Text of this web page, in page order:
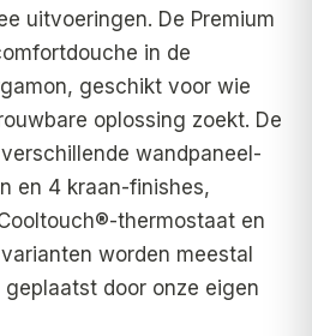
uitvoeringen. De Premium
in de
geschikt voor wie
oplossing zoekt. De
wandpaneel-
en 4 kraan-finishes,
thermostaat en
worden meestal
door onze eigen